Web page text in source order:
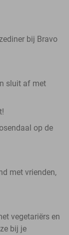
bij Bravo
sluit af met
op de
met vrienden,
vegetariërs en
bij je